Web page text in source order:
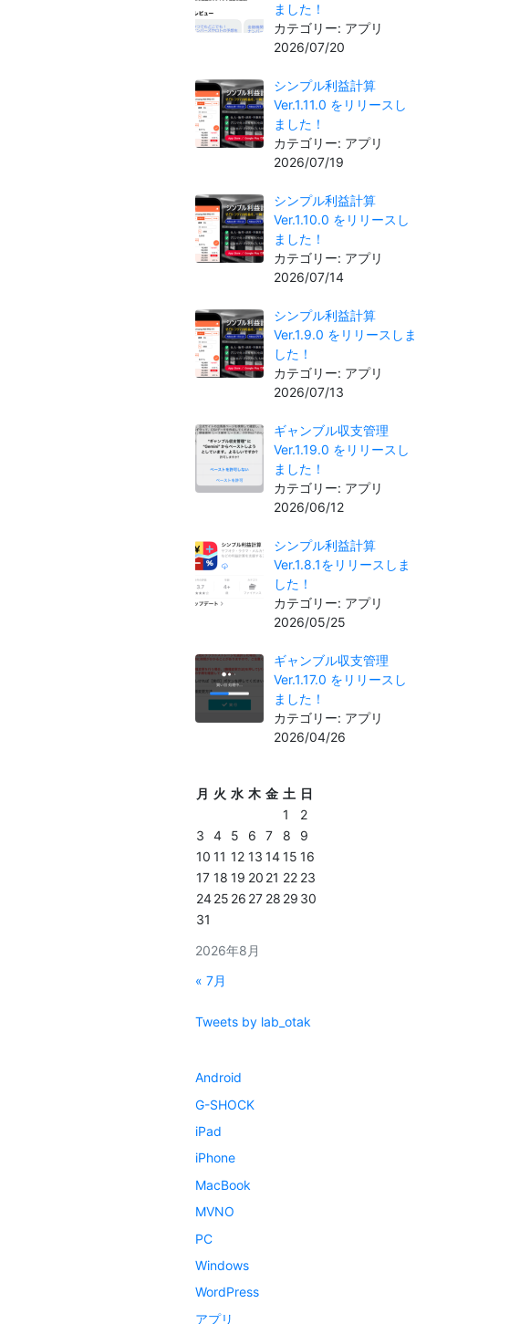
ました！
カテゴリー: アプリ
2026/07/20
シンプル利益計算
Ver.1.11.0 をリリースし
ました！
カテゴリー: アプリ
2026/07/19
シンプル利益計算
Ver.1.10.0 をリリースし
ました！
カテゴリー: アプリ
2026/07/14
シンプル利益計算
Ver.1.9.0 をリリースしま
した！
カテゴリー: アプリ
2026/07/13
ギャンブル収支管理
Ver.1.19.0 をリリースし
ました！
カテゴリー: アプリ
2026/06/12
シンプル利益計算
Ver.1.8.1をリリースしま
した！
カテゴリー: アプリ
2026/05/25
ギャンブル収支管理
Ver.1.17.0 をリリースし
ました！
カテゴリー: アプリ
2026/04/26
2026年8月
月 火 水 木 金 土 日
1
2
3
4 5 6 7 8
9
10 11 12 13 1415 16
17 18 19 20 21 22 23
2425 26 27 28 29 30
31
« 7月
Tweets by lab_otak
Android
G-SHOCK
iPad
iPhone
MacBook
MVNO
PC
Windows
WordPress
アプリ